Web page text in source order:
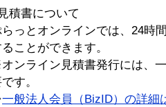
積書について
っとオンラインでは、24時
ことができます。
ンライン見積書発行には、
す。
一般法人会員（BizID）の詳細